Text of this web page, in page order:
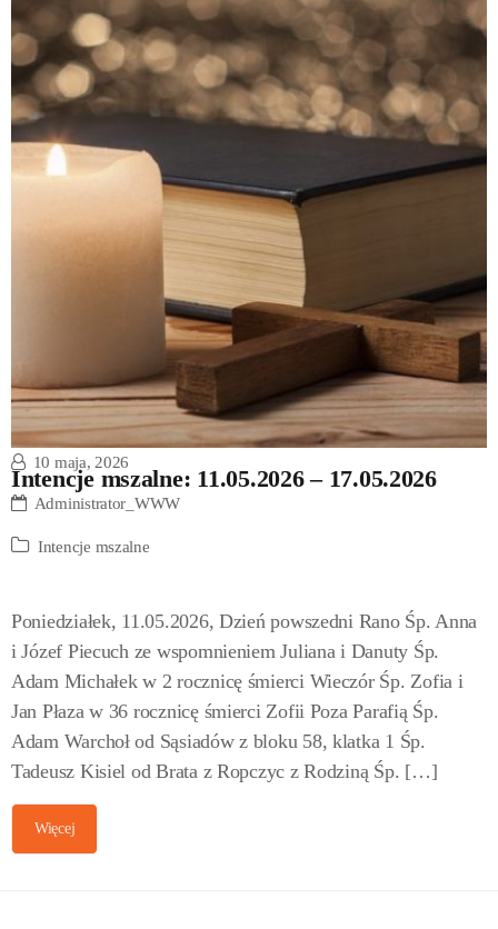
Intencje mszalne: 11.05.2026 – 17.05.2026
10 maja, 2026
Administrator_WWW
Intencje mszalne
Poniedziałek, 11.05.2026, Dzień powszedni Rano Śp. Anna
i Józef Piecuch ze wspomnieniem Juliana i Danuty Śp.
Adam Michałek w 2 rocznicę śmierci Wieczór Śp. Zofia i
Jan Płaza w 36 rocznicę śmierci Zofii Poza Parafią Śp.
Adam Warchoł od Sąsiadów z bloku 58, klatka 1 Śp.
Tadeusz Kisiel od Brata z Ropczyc z Rodziną Śp. […]
Więcej